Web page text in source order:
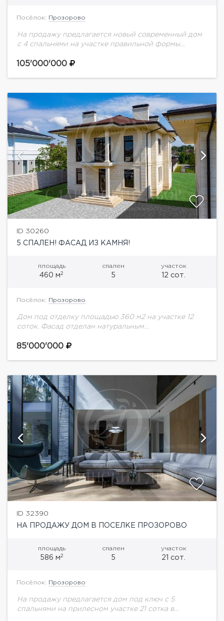
Посёлок: Прозорово
На продажу предлагается новый современный дом
с 4 спальнями на участке правильной формы
интерьере с отделкой whitebox осталось
105'000'000
ID 30260
5 СПАЛЕН! ФАСАД ИЗ КАМНЯ!
площадь
460 м2
спален
5
участок
12 сот.
Посёлок: Прозорово
Дом под отделку площадью 360 м2 на участке 12
соток. Фасад отделан натуральным
4 спальни + кабинет.На участке отдельный гараж
85'000'000
ID 32390
НА ПРОДАЖУ ДОМ В ПОСЕЛКЕ ПРОЗОРОВО
площадь
586 м2
спален
5
участок
21 сот.
Посёлок: Прозорово
На продажу предлагается дом под ключ с 5
спальнями на прилесном участке 21 сотка в